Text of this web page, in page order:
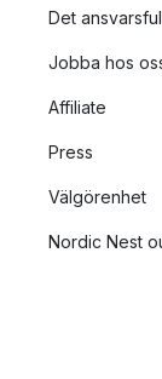
Det
Jobba hos
Affiliate
Press
Välgörenhet
Nordic Nest